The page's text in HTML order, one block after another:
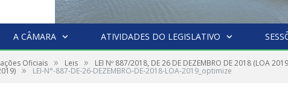
A CÂMARA ATIVIDADES DO LEGISLATIVO
Oficiais » Leis » LEI Nº 887/2018, DE 26 DE DEZEMBRO DE 2018 (LOA
» LEI-N°-887-DE-26-DEZEMBRO-DE-2018-LOA-2019_optimize